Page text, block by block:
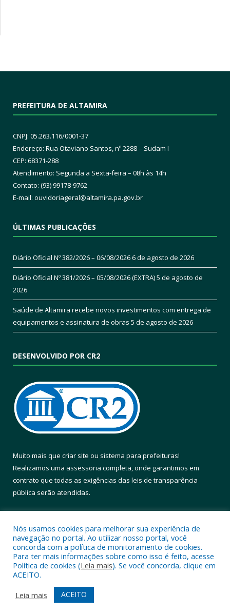
PREFEITURA DE ALTAMIRA
CNPJ: 05.263.116/0001-37
Endereço: Rua Otaviano Santos, nº 2288 – Sudam I
CEP: 68371-288
Atendimento: Segunda a Sexta-feira – 08h às 14h
Contato: (93) 99178-9762
E-mail: ouvidoriageral@altamira.pa.gov.br
ÚLTIMAS PUBLICAÇÕES
Diário Oficial Nº 382/2026 – 06/08/20266 de agosto de 2026
Diário Oficial Nº 381/2026 – 05/08/2026 (EXTRA)5 de agosto de
2026
Saúde de Altamira recebe novos investimentos com entrega de
equipamentos e assinatura de obras 5 de agosto de 2026
DESENVOLVIDO POR CR2
Muito mais que criar site ou sistema para prefeituras!
Realizamos uma assessoria completa, onde garantimos em
contrato que todas as exigências das leis de transparência
pública serão atendidas.
Todos os direitos reservados a Prefeitura Municipal de Altamira.
Mapa do Site
Acessar Área Administrativa
Acessar Webmail
Nós usamos cookies para melhorar sua experiência de
navegação no portal. Ao utilizar nosso portal, você
concorda com a política de monitoramento de cookies.
Para ter mais informações sobre como isso é feito, acesse
Política de cookies (Leia mais). Se você concorda, clique em
ACEITO.
Leia mais
ACEITO